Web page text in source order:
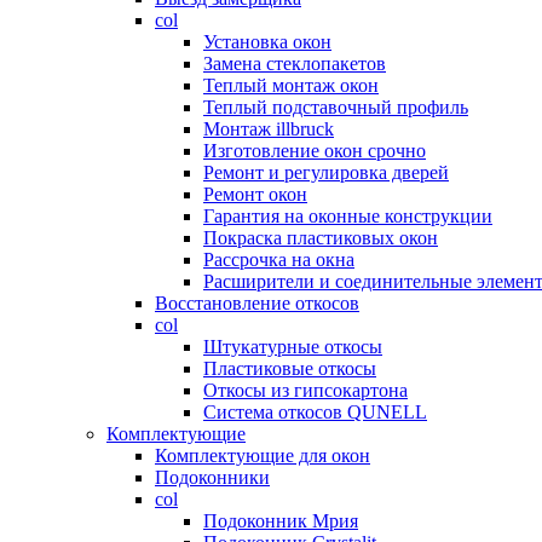
col
Установка окон
Замена стеклопакетов
Теплый монтаж окон
Теплый подставочный профиль
Монтаж illbruck
Изготовление окон срочно
Ремонт и регулировка дверей
Ремонт окон
Гарантия на оконные конструкции
Покраска пластиковых окон
Рассрочка на окна
Расширители и соединительные
Восстановление откосов
col
Штукатурные откосы
Пластиковые откосы
Откосы из гипсокартона
Система откосов QUNELL
Комплектующие
Комплектующие для окон
Подоконники
col
Подоконник Мрия